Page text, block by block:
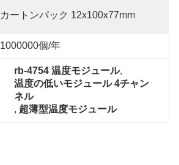
カートンパック 12x100x77mm
1000000個/年
rb-4754 温度モジュール,
温度の低いモジュール 4チャン
ネル
, 超薄型温度モジュール